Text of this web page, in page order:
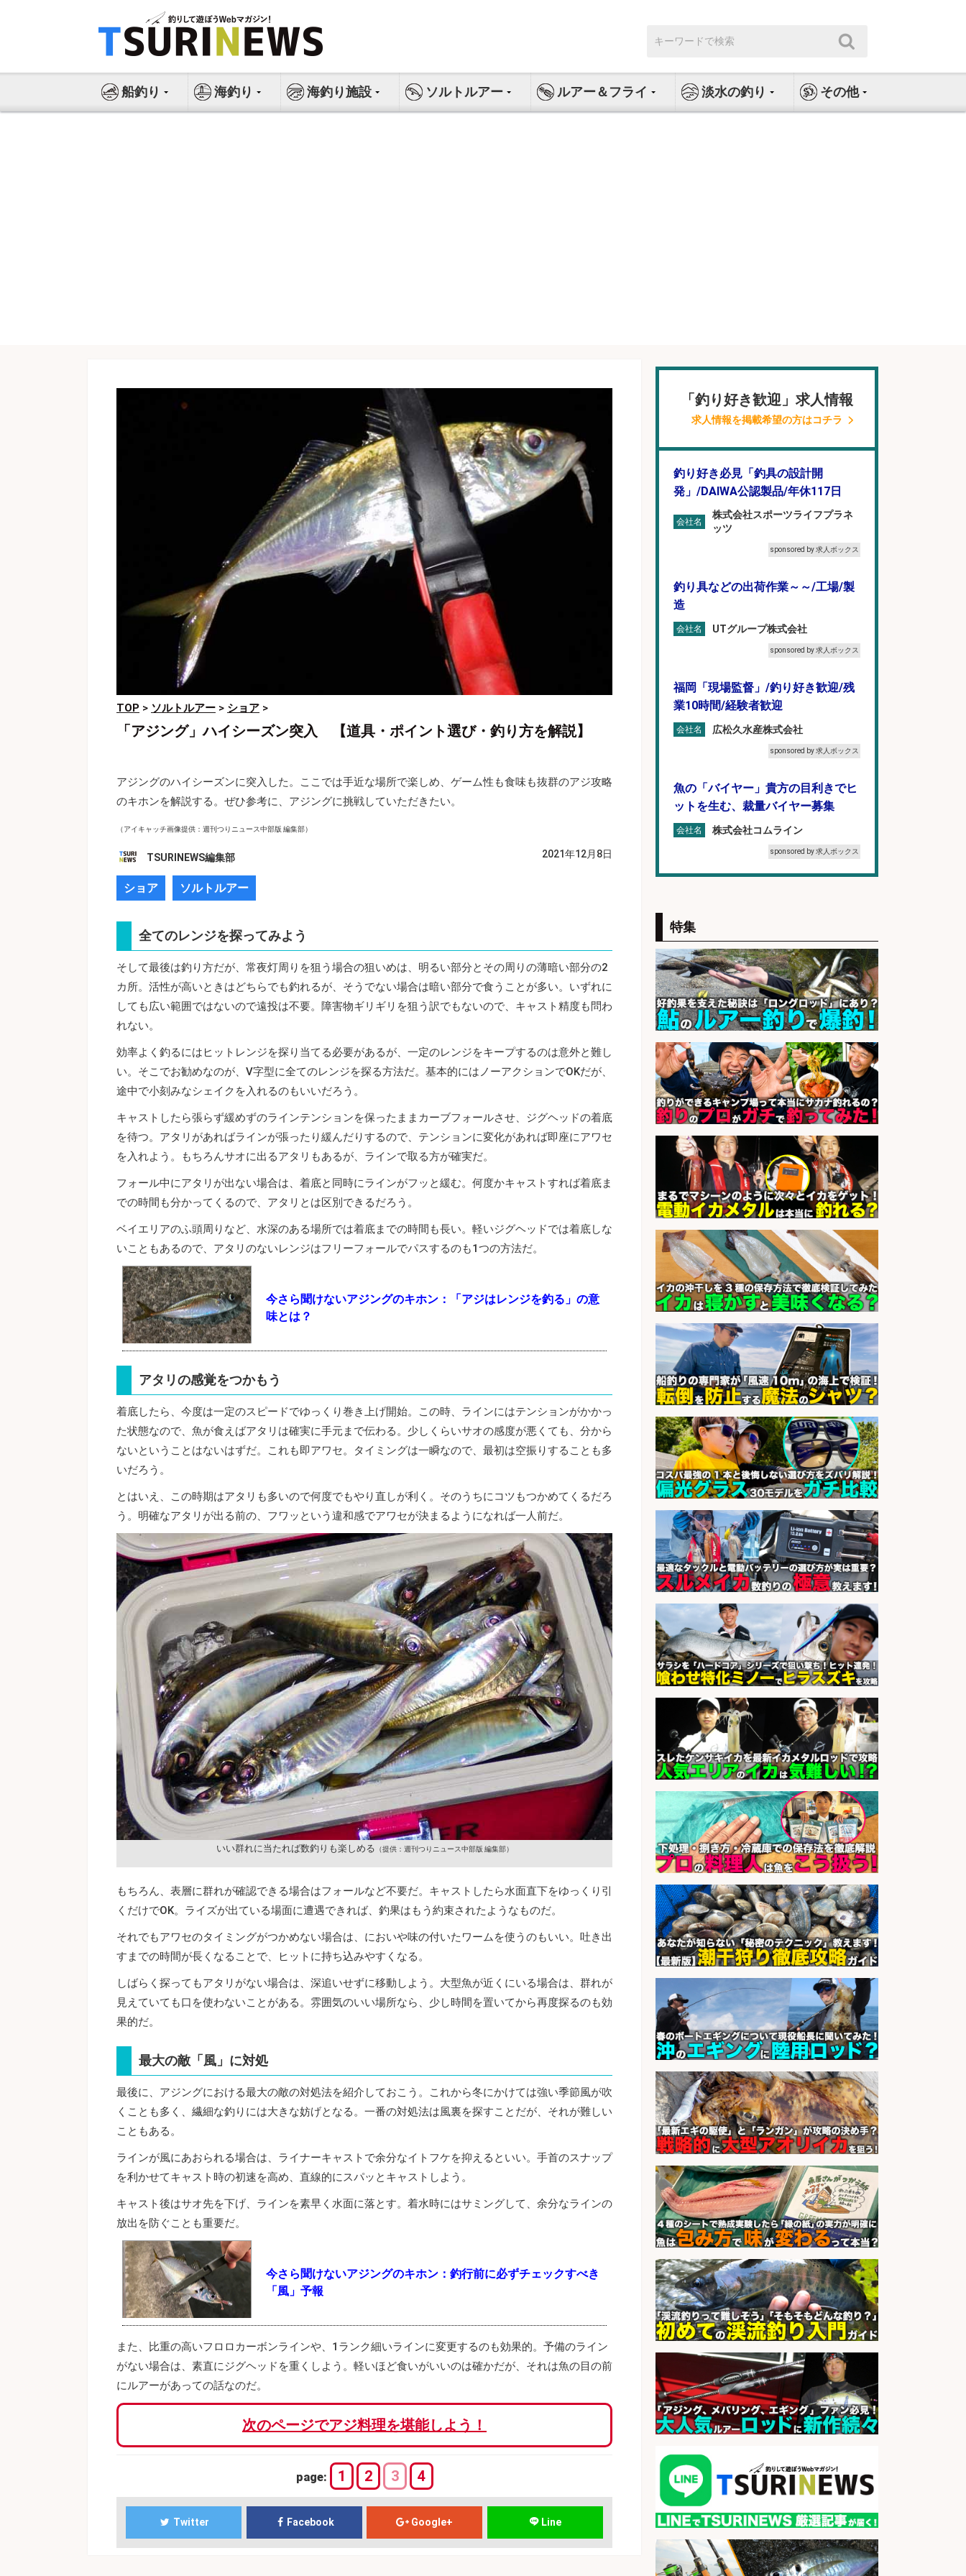
ス
索:
船釣り 海釣り 海釣り施設 ソルトルアー ルアー＆フライ 淡水の釣り その他
TOP > ソルトルアー > ショア >
「アジング」ハイシーズン突入 【道具・ポイント選び・釣り方を解説】
アジングのハイシーズンに突入した。ここでは手近な場所で楽しめ、ゲーム性も食味も抜群のアジ攻略
のキホンを解説する。ぜひ参考に、アジングに挑戦していただきたい。
（アイキャッチ画像提供：週刊つりニュース中部版 編集部）
TSURINEWS編集部 2021年12月8日
ショア ソルトルアー
全てのレンジを探ってみよう
そして最後は釣り方だが、常夜灯周りを狙う場合の狙いめは、明るい部分とその周りの薄暗い部分の2
カ所。活性が高いときはどちらでも釣れるが、そうでない場合は暗い部分で食うことが多い。いずれに
しても広い範囲ではないので遠投は不要。障害物ギリギリを狙う訳でもないので、キャスト精度も問わ
れない。
効率よく釣るにはヒットレンジを探り当てる必要があるが、一定のレンジをキープするのは意外と難し
い。そこでお勧めなのが、V字型に全てのレンジを探る方法だ。基本的にはノーアクションでOKだが、
途中で小刻みなシェイクを入れるのもいいだろう。
キャストしたら張らず緩めずのラインテンションを保ったままカーブフォールさせ、ジグヘッドの着底
を待つ。アタリがあればラインが張ったり緩んだりするので、テンションに変化があれば即座にアワセ
を入れよう。もちろんサオに出るアタリもあるが、ラインで取る方が確実だ。
フォール中にアタリが出ない場合は、着底と同時にラインがフッと緩む。何度かキャストすれば着底ま
での時間も分かってくるので、アタリとは区別できるだろう。
ベイエリアのふ頭周りなど、水深のある場所では着底までの時間も長い。軽いジグヘッドでは着底しな
いこともあるので、アタリのないレンジはフリーフォールでパスするのも1つの方法だ。
今さら聞けないアジングのキホン：「アジはレンジを釣る」の意
味とは？
アタリの感覚をつかもう
着底したら、今度は一定のスピードでゆっくり巻き上げ開始。この時、ラインにはテンションがかかっ
た状態なので、魚が食えばアタリは確実に手元まで伝わる。少しくらいサオの感度が悪くても、分から
ないということはないはずだ。これも即アワセ。タイミングは一瞬なので、最初は空振りすることも多
いだろう。
とはいえ、この時期はアタリも多いので何度でもやり直しが利く。そのうちにコツもつかめてくるだろ
う。明確なアタリが出る前の、フワッという違和感でアワセが決まるようになれば一人前だ。
いい群れに当たれば数釣りも楽しめる （提供：週刊つりニュース中部版 編集部）
もちろん、表層に群れが確認できる場合はフォールなど不要だ。キャストしたら水面直下をゆっくり引
くだけでOK。ライズが出ている場面に遭遇できれば、釣果はもう約束されたようなものだ。
それでもアワセのタイミングがつかめない場合は、においや味の付いたワームを使うのもいい。吐き出
すまでの時間が長くなることで、ヒットに持ち込みやすくなる。
しばらく探ってもアタリがない場合は、深追いせずに移動しよう。大型魚が近くにいる場合は、群れが
見えていても口を使わないことがある。雰囲気のいい場所なら、少し時間を置いてから再度探るのも効
果的だ。
最大の敵「風」に対処
最後に、アジングにおける最大の敵の対処法を紹介しておこう。これから冬にかけては強い季節風が吹
くことも多く、繊細な釣りには大きな妨げとなる。一番の対処法は風裏を探すことだが、それが難しい
こともある。
ラインが風にあおられる場合は、ライナーキャストで余分なイトフケを抑えるといい。手首のスナップ
を利かせてキャスト時の初速を高め、直線的にスパッとキャストしよう。
キャスト後はサオ先を下げ、ラインを素早く水面に落とす。着水時にはサミングして、余分なラインの
放出を防ぐことも重要だ。
今さら聞けないアジングのキホン：釣行前に必ずチェックすべき
「風」予報
また、比重の高いフロロカーボンラインや、1ランク細いラインに変更するのも効果的。予備のライン
がない場合は、素直にジグヘッドを重くしよう。軽いほど食いがいいのは確かだが、それは魚の目の前
にルアーがあっての話なのだ。
次のページでアジ料理を堪能しよう！
page: 1 2 3 4
Twitter Facebook Google+ Line
「釣り好き歓迎」求人情報
求人情報を掲載希望の方はコチラ
釣り好き必見「釣具の設計開
発」/DAIWA公認製品/年休117日
会社名
株式会社スポーツライフプラネ
ッツ
sponsored by 求人ボックス
釣り具などの出荷作業～～/工場/製
造
会社名 UTグループ株式会社
sponsored by 求人ボックス
福岡「現場監督」/釣り好き歓迎/残
業10時間/経験者歓迎
会社名 広松久水産株式会社
sponsored by 求人ボックス
魚の「バイヤー」貴方の目利きでヒ
ットを生む、裁量バイヤー募集
会社名 株式会社コムライン
sponsored by 求人ボックス
円」王子公園駅徒歩4分のスーパー
でお魚の加工やお刺身の盛り付け/
日払いOK/未経験歓迎のシフト制日
勤&自転車・バイク通勤OK/兵庫県
会社名
パーソルファクトリーパートナ
ーズ株式会社
フィッシング用品の「製品開発設
計」
会社名 メガバス株式会社
sponsored by 求人ボックス
ホールスタッフ/20代～30代が活躍
中/高時給/週3日～OK/お肉・お魚料
理のキッチンスタッフ@西武池袋/
東京都
会社名 株式会社ディンプル
sponsored by 求人ボックス
日払いOKで即日収入/キッチンスタ
ッフ/「神戸市灘区」日払いOK/王子
公園駅徒歩4分のスーパーでお魚の
加工やお刺身の盛り付け/未経験歓
迎のシフト制日勤/自転車・バイク
通勤OK
会社名
パーソルファクトリーパートナ
ーズ株式会社
sponsored by 求人ボックス
営業事務/釣り具メーカーでの営業
アシスタントのお仕事/残業なし/即
日勤務可/営業事務/軽作業
会社名 株式会社パソナ
sponsored by 求人ボックス
日払いOKで即日収入/飲食・フード
その他/「神戸市灘区」 自転車/王子
公園駅徒歩4分のスーパーでお魚の
加工やお刺身の盛り付け/日払いOK/
未経験歓迎のシフト制日勤&バイク
通勤OK
会社名
パーソルファクトリーパートナ
ーズ株式会社
sponsored by 求人ボックス
さらに求人情報を見る
特集